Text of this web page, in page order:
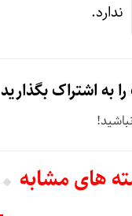
ندارد.
به اشتراک بگذارید
های مشابه